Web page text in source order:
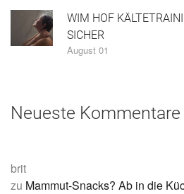
WIM HOF
SICHER
August 01
Neueste Kommentare
brit
zu Mammut-Snacks? Ab in die